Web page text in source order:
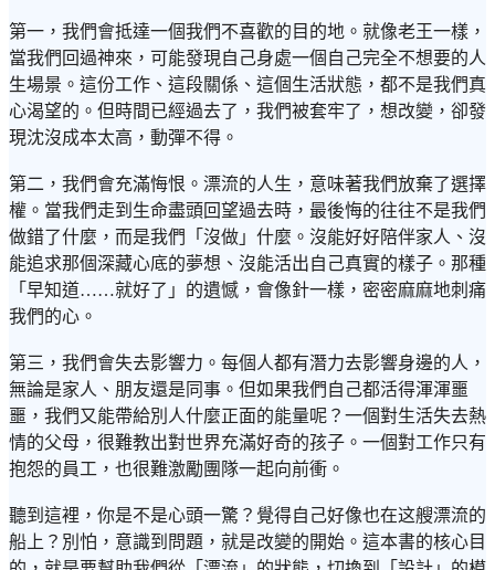
第一，我們會抵達一個我們不喜歡的目的地。就像老王一樣，
當我們回過神來，可能發現自己身處一個自己完全不想要的人
生場景。這份工作、這段關係、這個生活狀態，都不是我們真
心渴望的。但時間已經過去了，我們被套牢了，想改變，卻發
現沈沒成本太高，動彈不得。
第二，我們會充滿悔恨。漂流的人生，意味著我們放棄了選擇
權。當我們走到生命盡頭回望過去時，最後悔的往往不是我們
做錯了什麼，而是我們「沒做」什麼。沒能好好陪伴家人、沒
能追求那個深藏心底的夢想、沒能活出自己真實的樣子。那種
「早知道……就好了」的遺憾，會像針一樣，密密麻麻地刺痛
我們的心。
第三，我們會失去影響力。每個人都有潛力去影響身邊的人，
無論是家人、朋友還是同事。但如果我們自己都活得渾渾噩
噩，我們又能帶給別人什麼正面的能量呢？一個對生活失去熱
情的父母，很難教出對世界充滿好奇的孩子。一個對工作只有
抱怨的員工，也很難激勵團隊一起向前衝。
聽到這裡，你是不是心頭一驚？覺得自己好像也在这艘漂流的
船上？別怕，意識到問題，就是改變的開始。這本書的核心目